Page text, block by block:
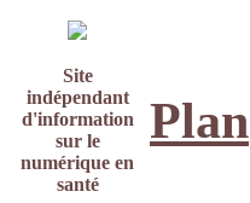
Site
indépendant
d'information
sur le
numérique en
santé
Plan